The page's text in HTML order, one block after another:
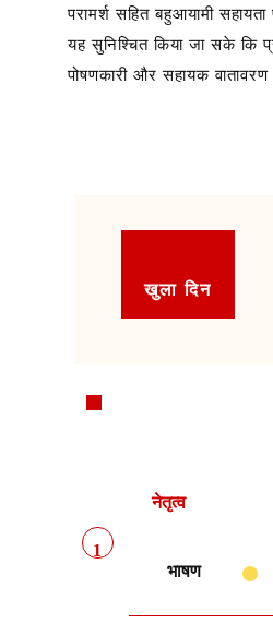
परामर्श सहित बहुआयामी
यह सुनिश्चित किया जा सके कि
पोषणकारी और सहायक
खुला दिन
1
नेतृत्व
भाषण